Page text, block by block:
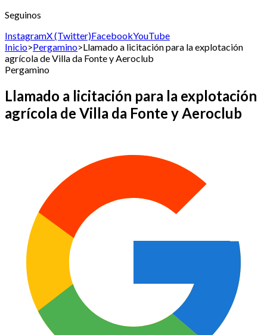
Seguinos
InstagramX (Twitter)FacebookYouTube
Inicio>Pergamino>Llamado a licitación para la explotación
agrícola de Villa da Fonte y Aeroclub
Pergamino
Llamado a licitación para la explotación
agrícola de Villa da Fonte y Aeroclub